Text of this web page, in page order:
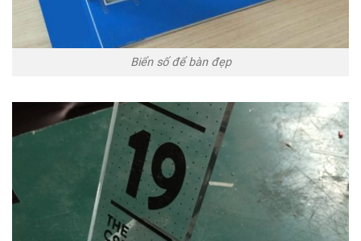
Biển số để bàn đẹp